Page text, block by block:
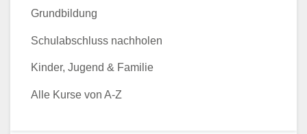
Grundbildung
Schulabschluss nachholen
Kinder, Jugend & Familie
Alle Kurse von A-Z